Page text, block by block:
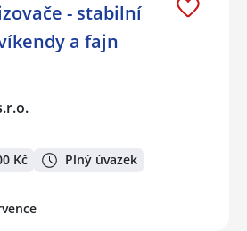
- stabilní
a fajn
Kč Plný úvazek